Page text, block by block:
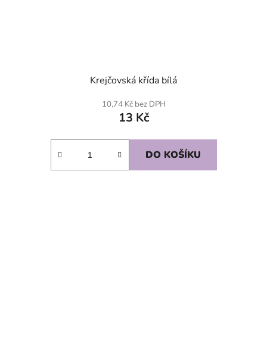
Krejčovská křída bílá
10,74 Kč bez DPH
13 Kč
DO KOŠÍKU